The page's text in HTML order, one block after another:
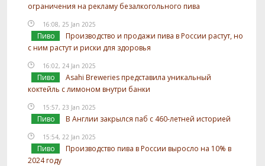
ограничения на рекламу безалкогольного пива
16:08, 25 Jan 2025
Пиво
Производство и продажи пива в России растут, но
с ним растут и риски для здоровья
16:02, 24 Jan 2025
Пиво
Asahi Breweries представила уникальный
коктейль с лимоном внутри банки
15:57, 23 Jan 2025
Пиво В Англии закрылся паб с 460-летней историей
15:54, 22 Jan 2025
Пиво
Производство пива в России выросло на 10% в
2024 году